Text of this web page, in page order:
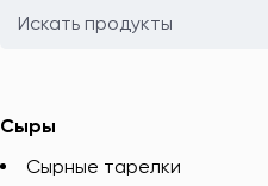
Сыры
Сырные тарелки